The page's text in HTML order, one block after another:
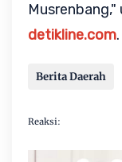
detikline.com
Berita Daerah
Reaksi: